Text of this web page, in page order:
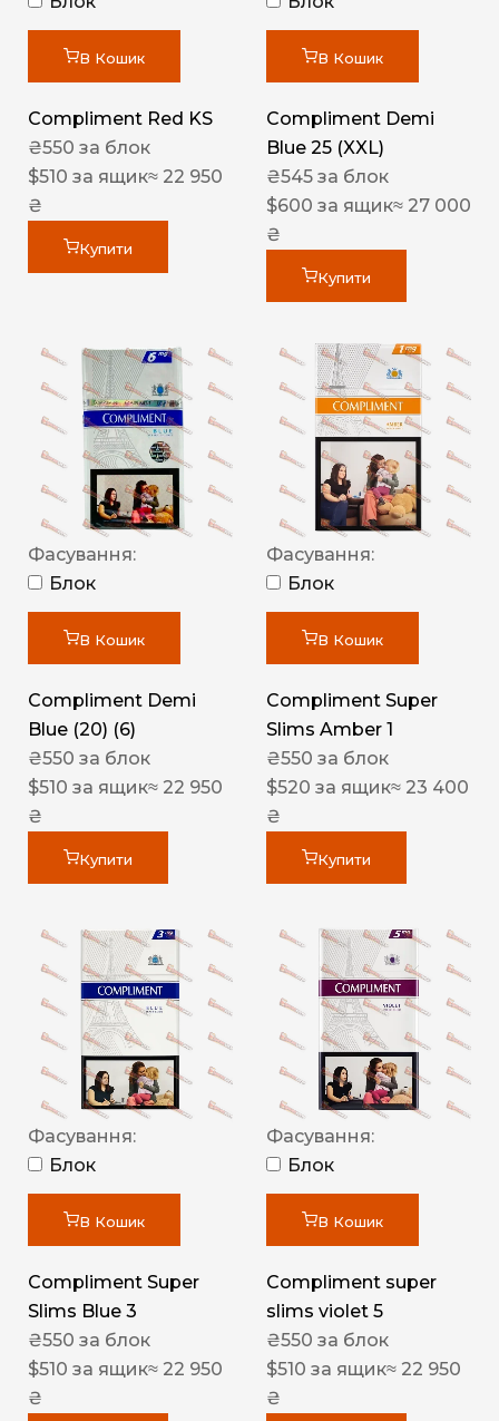
В Кошик
Compliment Red KS
₴550 за блок
$510 за ящик≈ 22 950
₴
Купити
В Кошик
Compliment Demi
Blue 25 (XXL)
₴545 за блок
$600 за ящик≈ 27 000
₴
Купити
Фасування:
Блок
В Кошик
Compliment Demi
Blue (20) (6)
₴550 за блок
$510 за ящик≈ 22 950
₴
Купити
Фасування:
Блок
В Кошик
Compliment Super
Slims Amber 1
₴550 за блок
$520 за ящик≈ 23 400
₴
Купити
Фасування:
Блок
В Кошик
Compliment Super
Slims Blue 3
₴550 за блок
$510 за ящик≈ 22 950
₴
Фасування:
Блок
В Кошик
Compliment super
slims violet 5
₴550 за блок
$510 за ящик≈ 22 950
₴